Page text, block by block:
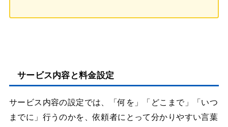
サービス内容と料金設定
サービス内容の設定では、「何を」「どこまで」「いつ
までに」行うのかを、依頼者にとって分かりやすい言葉